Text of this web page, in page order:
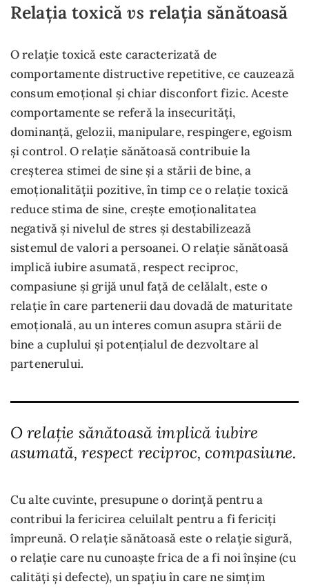
Relația toxicăvs relația sănătoasă
O relație toxică este caracterizată de
comportamente distructive repetitive, ce cauzează
consum emoțional și chiar disconfort fizic. Aceste
comportamente se referă la insecurități,
dominanță, gelozii, manipulare, respingere, egoism
și control. O relație sănătoasă contribuie la
creșterea stimei de sine și a stării de bine, a
emoționalității pozitive, în timp ce o relație toxică
reduce stima de sine, crește emoționalitatea
negativă și nivelul de stres și destabilizează
sistemul de valori a persoanei. O relație sănătoasă
implică iubire asumată, respect reciproc,
compasiune și grijă unul față de celălalt, este o
relație în care partenerii dau dovadă de maturitate
emoțională, au un interes comun asupra stării de
bine a cuplului și potențialul de dezvoltare al
partenerului.
O relație sănătoasă implică iubire
asumată, respect reciproc, compasiune.
Cu alte cuvinte, presupune o dorință pentru a
contribui la fericirea celuilalt pentru a fi fericiți
împreună. O relație sănătoasă este o relație sigură,
o relație care nu cunoaște frica de a fi noi înșine (cu
calități și defecte), un spațiu în care ne simțim